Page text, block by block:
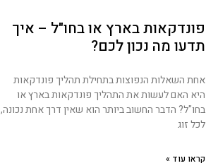
פונדקאות בארץ או בחו"ל – איך
תדעו מה נכון לכם?
אחת השאלות הנפוצות בתחילת תהליך פונדקאות
היא האם לעשות את התהליך פונדקאות בארץ או
בחו"ל? הדבר החשוב ביותר הוא שאין דרך אחת נכונה,
לכל זוג
קראו עוד »